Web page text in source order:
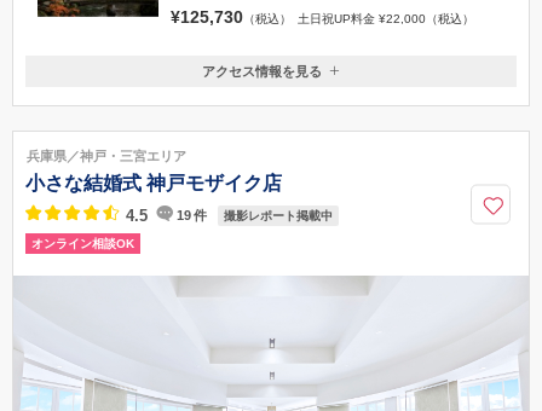
¥125,730 （税込） 土日祝UP料金 ¥22,000（税込）
兵庫県神戸市中央区東川崎町1-7-2 神戸ハーバーランドUmie サウスモー
ル6階
【電車でのアクセス】JR神戸駅から徒歩5分、高速神戸駅から徒歩8分、
ハーバーランド駅から徒歩5分 【車でのアクセス】駐車券サービスあり!!
※Umieの駐車場に限る。※土日は周辺道路・駐車場が大変混雑いたしま
す。公共交通機関をご利用ください。。
078-381-7112
アクセス情報を見る
兵庫県／神戸・三宮エリア
小さな結婚式 神戸モザイク店
4.5 19件 撮影レポート掲載中
オンライン相談OK